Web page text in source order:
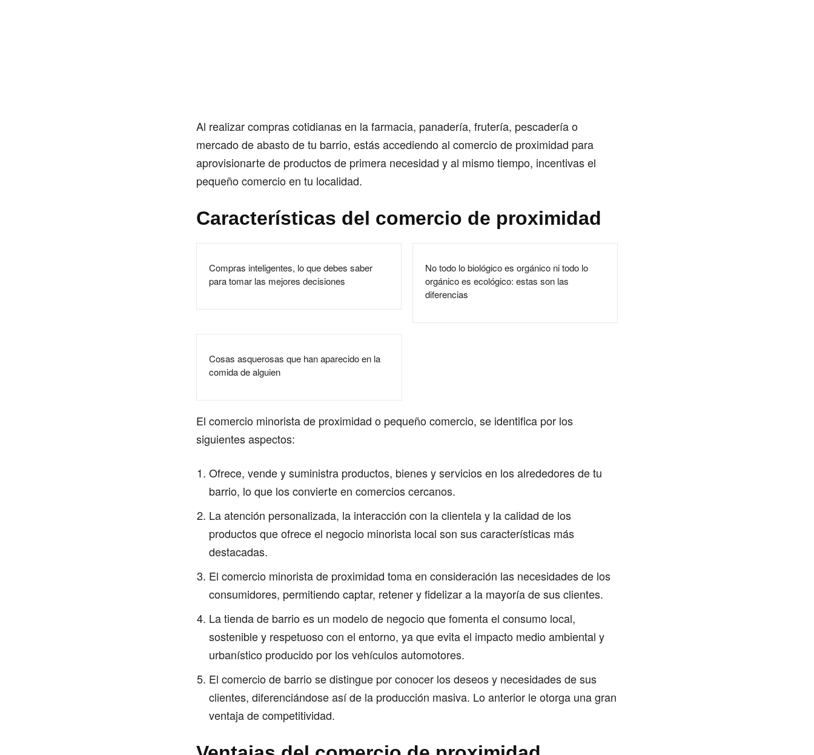
Al realizar compras cotidianas en la farmacia, panadería, frutería, pescadería o
mercado de abasto de tu barrio, estás accediendo al comercio de proximidad para
aprovisionarte de productos de primera necesidad y al mismo tiempo, incentivas el
pequeño comercio en tu localidad.
Características del comercio de proximidad
Compras inteligentes, lo que debes saber
para tomar las mejores decisiones
No todo lo biológico es orgánico ni todo lo
orgánico es ecológico: estas son las
diferencias
Cosas asquerosas que han aparecido en la
comida de alguien
El comercio minorista de proximidad o pequeño comercio, se identifica por los
siguientes aspectos:
Ofrece, vende y suministra productos, bienes y servicios en los alrededores de tu
barrio, lo que los convierte en comercios cercanos.
La atención personalizada, la interacción con la clientela y la calidad de los
productos que ofrece el negocio minorista local son sus características más
destacadas.
El comercio minorista de proximidad toma en consideración las necesidades de los
consumidores, permitiendo captar, retener y fidelizar a la mayoría de sus clientes.
La tienda de barrio es un modelo de negocio que fomenta el consumo local,
sostenible y respetuoso con el entorno, ya que evita el impacto medio ambiental y
urbanístico producido por los vehículos automotores.
El comercio de barrio se distingue por conocer los deseos y necesidades de sus
clientes, diferenciándose así de la producción masiva. Lo anterior le otorga una gran
ventaja de competitividad.